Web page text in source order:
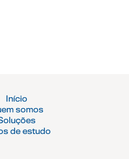
Início
somos
de estudo